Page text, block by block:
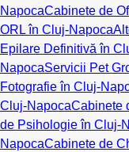
NapocaCabinete de
ORL în Cluj-Napoca
Epilare Definitivă în
NapocaServicii Pet
Fotografie în Cluj-
Cluj-NapocaCabinete
de Psihologie în Cluj-
NapocaCabinete de